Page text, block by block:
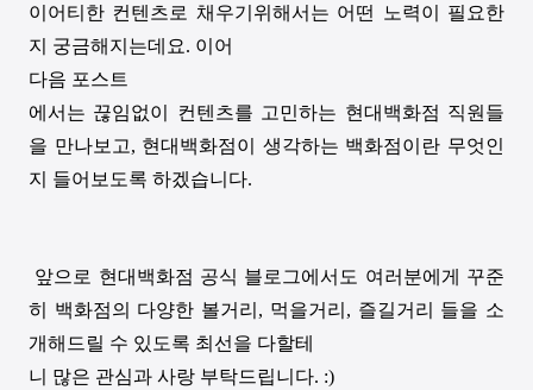
이어티한 컨텐츠로 채우기위해서는 어떤 노력이 필요한
지 궁금해지는데요. 이어
다음 포스트
에서는 끊임없이 컨텐츠를 고민하는 현대백화점 직원들
을 만나보고, 현대백화점이 생각하는 백화점이란 무엇인
지 들어보도록 하겠습니다.
앞으로 현대백화점 공식 블로그에서도 여러분에게 꾸준
히 백화점의 다양한 볼거리 , 먹을거리 , 즐길거리 들을 소
개해드릴 수 있도록 최선을 다할테
니 많은 관심과 사랑 부탁드립니다. :)